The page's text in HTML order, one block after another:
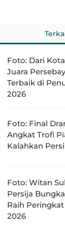
Foto: Dari
Juara
Terbaik di
2026
Foto: Final
Angkat Trofi
Kalahkan
Foto: Witan
Persija
Raih
2026